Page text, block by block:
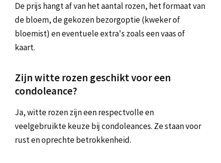
De prijs hangt af van het aantal rozen, het formaat van
de bloem, de gekozen bezorgoptie (kweker of
bloemist) en eventuele extra's zoals een vaas of
kaart.
Zijn witte rozen geschikt voor een
condoleance?
Ja, witte rozen zijn een respectvolle en
veelgebruikte keuze bij condoleances. Ze staan voor
rust en oprechte betrokkenheid.